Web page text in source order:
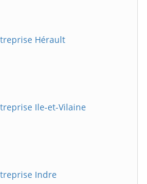
Hérault
Ile-et-Vilaine
Indre